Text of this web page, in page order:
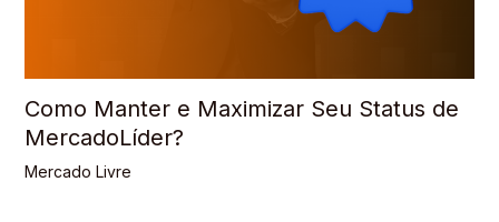
Como Manter e Maximizar Seu Status de
MercadoLíder?
Mercado Livre